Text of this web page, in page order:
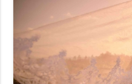
検索する